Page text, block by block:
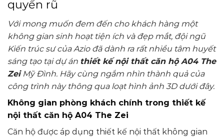
quyến rũ
Với mong muốn đem đến cho khách hàng một
không gian sinh hoạt tiện ích và đẹp mắt, đội ngũ
Kiến trúc sư của Azio đã dành ra rất nhiều tâm huyết
sáng tạo tại dự án thiết kế nội thất căn hộ A04 The
ZeiMỹ Đình. Hãy cùng ngắm nhìn thành quả của
công trình này thông qua loạt hình ảnh 3D dưới đây.
Không gian phòng khách chính trong thiết kế
nội thất căn hộ A04 The Zei
Căn hộ được áp dụng thiết kế nội thất không gian